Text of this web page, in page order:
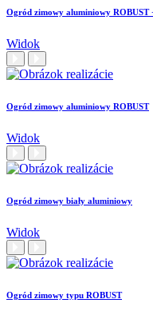
Ogród zimowy aluminiowy ROBUST
Widok
Ogród zimowy aluminiowy ROBUST
Widok
Ogród zimowy biały aluminiowy
Widok
Ogród zimowy typu ROBUST